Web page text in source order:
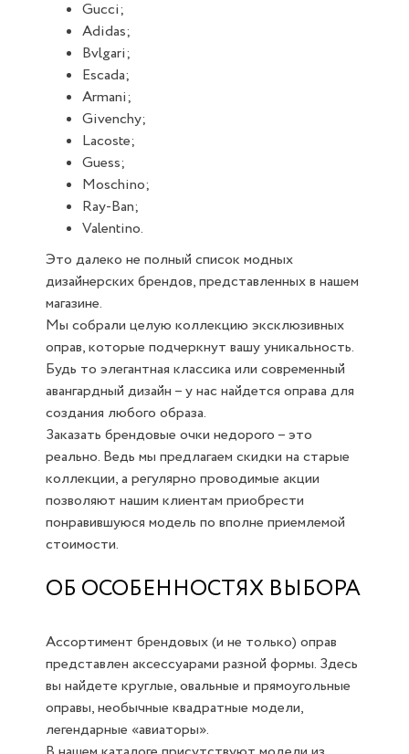
Gucci;
Adidas;
Bvlgari;
Escada;
Armani;
Givenchy;
Lacoste;
Guess;
Moschino;
Ray-Ban;
Valentino.
Это далеко не полный список модных
дизайнерских брендов, представленных в нашем
магазине.
Мы собрали целую коллекцию эксклюзивных
оправ, которые подчеркнут вашу уникальность.
Будь то элегантная классика или современный
авангардный дизайн – у нас найдется оправа для
создания любого образа.
Заказать брендовые очки недорого – это
реально. Ведь мы предлагаем скидки на старые
коллекции, а регулярно проводимые акции
позволяют нашим клиентам приобрести
понравившуюся модель по вполне приемлемой
стоимости.
ОБ ОСОБЕННОСТЯХ ВЫБОРА
Ассортимент брендовых (и не только) оправ
представлен аксессуарами разной формы. Здесь
вы найдете круглые, овальные и прямоугольные
оправы, необычные квадратные модели,
легендарные «авиаторы».